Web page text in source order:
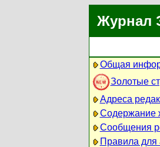
Журнал
Общая
Золотые
Адреса
Содержание
Сообщения
Правила для